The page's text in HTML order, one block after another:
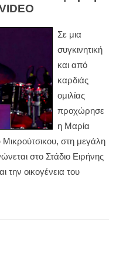
Σε μια
συγκινητική
και από
καρδιάς
ομιλίας
προχώρησε
η Μαρία
στη μεγάλη
στο Στάδιο Ειρήνης
την οικογένεια του